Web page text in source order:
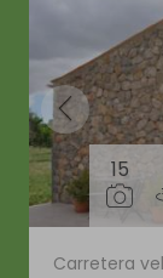
15
Carretera